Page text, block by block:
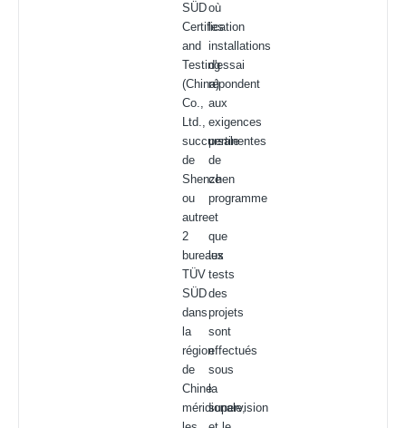
SÜD
Certification
and
Testing
(China)
Co.,
Ltd.,
succursale
de
Shenzhen
ou
autre
2
bureaux
TÜV
SÜD
dans
la
région
de
Chine
méridionale,
où
les
installations
d'essai
répondent
aux
exigences
pertinentes
de
ce
programme
et
que
les
tests
des
projets
sont
effectués
sous
la
supervision